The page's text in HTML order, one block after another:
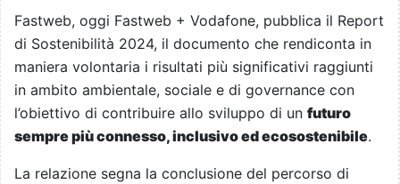
Fastweb, oggi Fastweb + Vodafone, pubblica il Report
di Sostenibilità 2024, il documento che rendiconta in
maniera volontaria i risultati più significativi raggiunti
in ambito ambientale, sociale e di governance con
l’obiettivo di contribuire allo sviluppo di un futuro
sempre più connesso, inclusivo ed ecosostenibile.
La relazione segna la conclusione del percorso di